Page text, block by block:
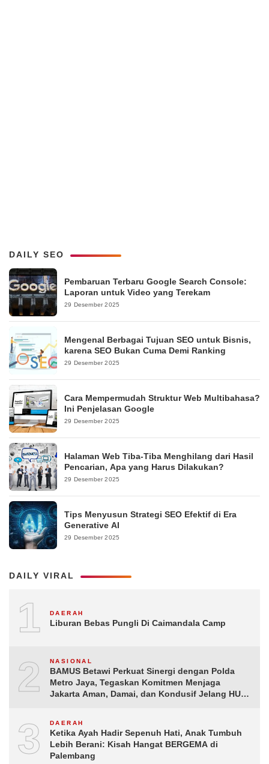
DAILY SEO
Pembaruan Terbaru Google Search Console:
Laporan untuk Video yang Terekam
29 Desember 2025
Mengenal Berbagai Tujuan SEO untuk Bisnis,
karena SEO Bukan Cuma Demi Ranking
29 Desember 2025
Cara Mempermudah Struktur Web Multibahasa?
Ini Penjelasan Google
29 Desember 2025
Halaman Web Tiba-Tiba Menghilang dari Hasil
Pencarian, Apa yang Harus Dilakukan?
29 Desember 2025
Tips Menyusun Strategi SEO Efektif di Era
Generative AI
29 Desember 2025
DAILY VIRAL
1 DAERAH
Liburan Bebas Pungli Di Caimandala Camp
2 NASIONAL
BAMUS Betawi Perkuat Sinergi dengan Polda
Metro Jaya, Tegaskan Komitmen Menjaga
Jakarta Aman, Damai, dan Kondusif Jelang HUT
3 DAERAH
Ketika Ayah Hadir Sepenuh Hati, Anak Tumbuh
Lebih Berani: Kisah Hangat BERGEMA di
Palembang